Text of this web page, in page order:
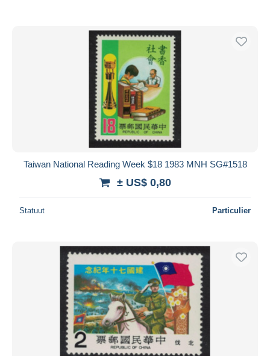
Taiwan National Reading Week $18 1983 MNH SG#1518
± US$ 0,80
Statuut Particulier